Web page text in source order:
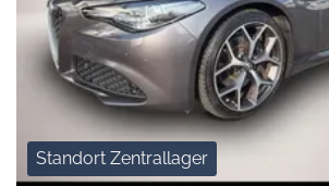
Standort Zentrallager